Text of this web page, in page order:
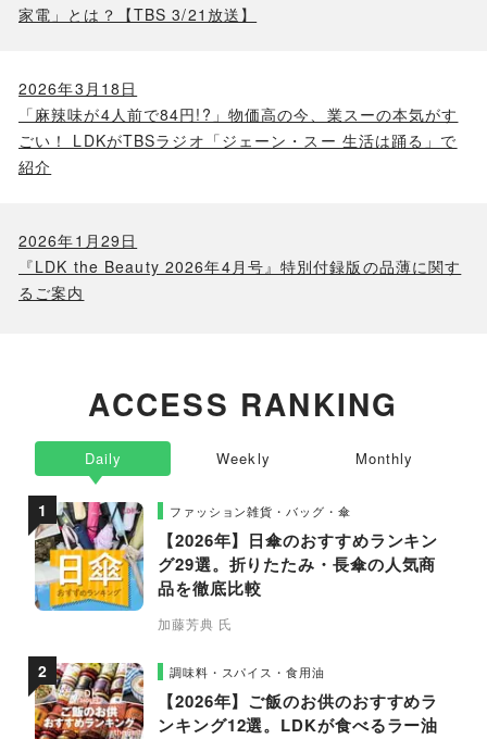
家電」とは？【TBS 3/21放送】
2026年3月18日
「麻辣味が4人前で84円!?」物価高の今、業スーの本気がす
ごい！ LDKがTBSラジオ「ジェーン・スー 生活は踊る」で
紹介
2026年1月29日
『LDK the Beauty 2026年4月号』特別付録版の品薄に関す
るご案内
ACCESS RANKING
Daily
ファッション雑貨・バッグ・傘
【2026年】日傘のおすすめランキン
グ29選。折りたたみ・長傘の人気商
品を徹底比較
加藤芳典 氏
調味料・スパイス・食用油
【2026年】ご飯のお供のおすすめラ
ンキング12選。LDKが食べるラー油
Weekly Monthly